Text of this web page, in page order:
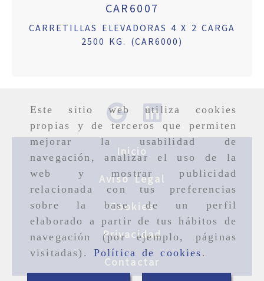
Este sitio web utiliza cookies
propias y de terceros que permiten
mejorar la usabilidad de
navegación, analizar el uso de la
web y mostrar publicidad
relacionada con tus preferencias
sobre la base de un perfil
elaborado a partir de tus hábitos de
navegación (por ejemplo, páginas
visitadas). Política de cookies .
CAR6007
CARRETILLAS ELEVADORAS 4 X 2 CARGA
2500 KG. (CAR6000)
Inicio
Aviso Legal
Cookies
Privacidad
Contactar